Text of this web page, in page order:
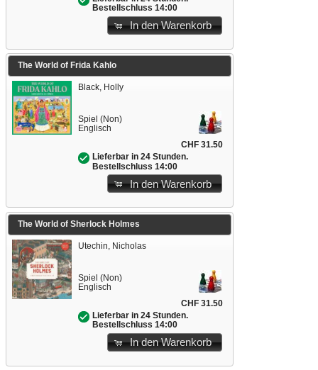
Bestellschluss 14:00
In den Warenkorb
The World of Frida Kahlo
Black, Holly
Spiel (Non)
Englisch
CHF 31.50
Lieferbar in 24 Stunden.
Bestellschluss 14:00
In den Warenkorb
The World of Sherlock Holmes
Utechin, Nicholas
Spiel (Non)
Englisch
CHF 31.50
Lieferbar in 24 Stunden.
Bestellschluss 14:00
In den Warenkorb